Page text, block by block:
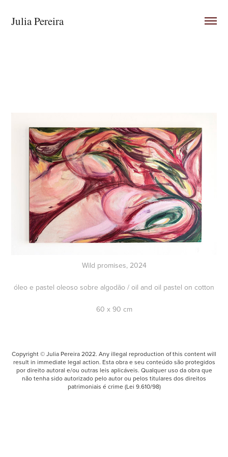
Julia Pereira
Wild promises, 2024
óleo e pastel oleoso sobre algodão / oil and oil pastel on cotton
60 x 90 cm
Copyright © Julia Pereira 2022. Any illegal reproduction of this content will
result in immediate legal action. Esta obra e seu conteúdo são protegidos
por direito autoral e/ou outras leis aplicáveis. Qualquer uso da obra que
não tenha sido autorizado pelo autor ou pelos titulares dos direitos
patrimoniais é crime (Lei 9.610/98)